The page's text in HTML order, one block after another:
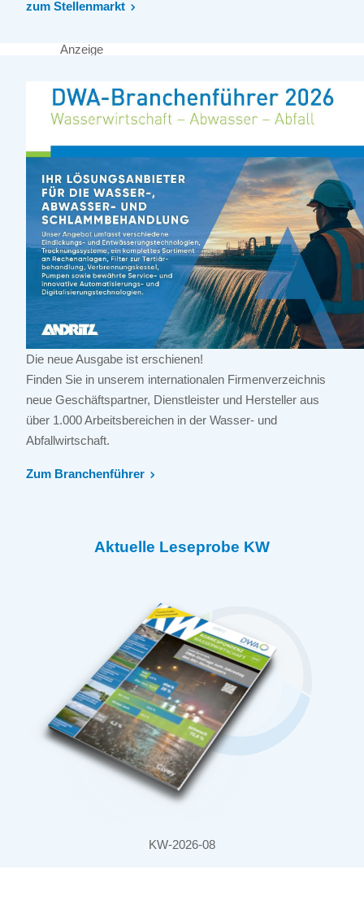
zum Stellenmarkt
Anzeige
Die neue Ausgabe ist erschienen!
Finden Sie in unserem internationalen Firmenverzeichnis
neue Geschäftspartner, Dienstleister und Hersteller aus
über 1.000 Arbeitsbereichen in der Wasser- und
Abfallwirtschaft.
Zum Branchenführer
Aktuelle Leseprobe KW
KW-2026-08